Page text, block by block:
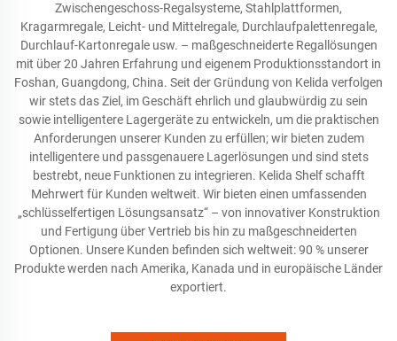
Zwischengeschoss-Regalsysteme, Stahlplattformen,
Kragarmregale, Leicht- und Mittelregale, Durchlaufpalettenregale,
Durchlauf-Kartonregale usw. – maßgeschneiderte Regallösungen
mit über 20 Jahren Erfahrung und eigenem Produktionsstandort in
Foshan, Guangdong, China. Seit der Gründung von Kelida verfolgen
wir stets das Ziel, im Geschäft ehrlich und glaubwürdig zu sein
sowie intelligentere Lagergeräte zu entwickeln, um die praktischen
Anforderungen unserer Kunden zu erfüllen; wir bieten zudem
intelligentere und passgenauere Lagerlösungen und sind stets
bestrebt, neue Funktionen zu integrieren. Kelida Shelf schafft
Mehrwert für Kunden weltweit. Wir bieten einen umfassenden
„schlüsselfertigen Lösungsansatz“ – von innovativer Konstruktion
und Fertigung über Vertrieb bis hin zu maßgeschneiderten
Optionen. Unsere Kunden befinden sich weltweit: 90 % unserer
Produkte werden nach Amerika, Kanada und in europäische Länder
exportiert.